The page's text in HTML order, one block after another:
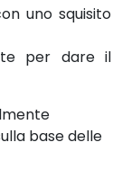
uno squisito
per dare il
base delle